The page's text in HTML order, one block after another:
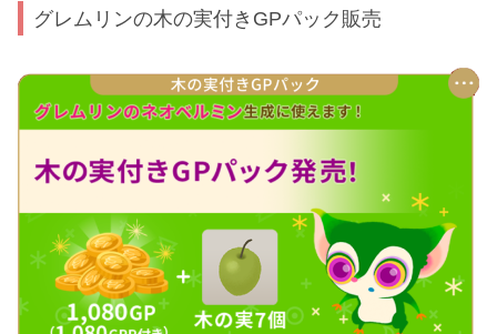
グレムリンの木の実付きGPパック販売